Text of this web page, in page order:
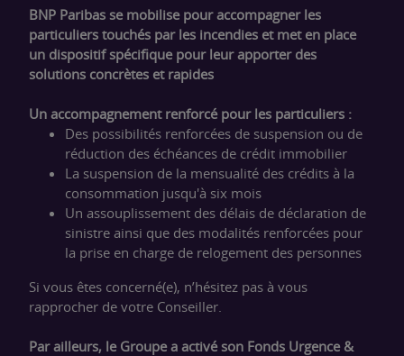
BNP Paribas se mobilise pour accompagner les
particuliers touchés par les incendies et met en place
un dispositif spécifique pour leur apporter des
solutions concrètes et rapides
Un accompagnement renforcé pour les particuliers :
Des possibilités renforcées de suspension ou de
réduction des échéances de crédit immobilier
La suspension de la mensualité des crédits à la
consommation jusqu'à six mois
Un assouplissement des délais de déclaration de
sinistre ainsi que des modalités renforcées pour
la prise en charge de relogement des personnes
Si vous êtes concerné(e), n’hésitez pas à vous
rapprocher de votre Conseiller.
Par ailleurs, le Groupe a activé son Fonds Urgence &